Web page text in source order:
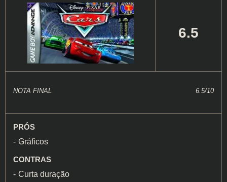
6.5
NOTA FINAL 6.5/10
PRÓS
Gráficos
CONTRAS
Curta duração